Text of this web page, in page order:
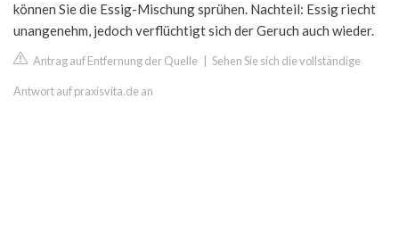
können Sie die Essig-Mischung sprühen. Nachteil: Essig riecht
unangenehm, jedoch verflüchtigt sich der Geruch auch wieder.
Antrag auf Entfernung der Quelle Sehen Sie sich die vollständige
Antwort auf praxisvita.de an